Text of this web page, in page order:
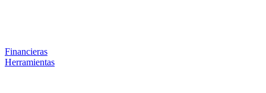
Financieras
Herramientas